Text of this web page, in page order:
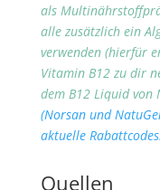
als
alle zusätzlich ein
verwenden (hierfür
Vitamin B12 zu dir
dem B12 Liquid von
(Norsan und
aktuelle Rabattcodes.
Quellen